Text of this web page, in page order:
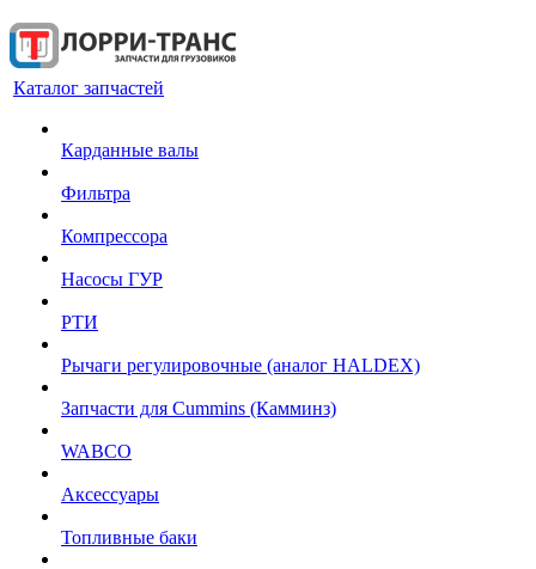
Каталог запчастей
Карданные валы
Фильтра
Компрессора
Насосы ГУР
РТИ
Рычаги регулировочные (аналог HALDEX)
Запчасти для Cummins (Камминз)
WABCO
Аксессуары
Топливные баки